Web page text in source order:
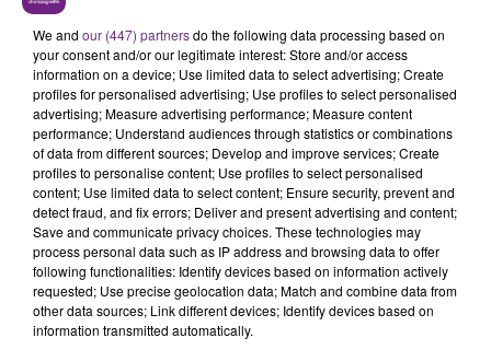
TAYLOR SWIFT
I Knew It, I Knew You
BRICE CONRAD
Oh La
9h04
9h04 8h57
8h57
We and our (447) partnersdo the following data processing based on
your consent and/or our legitimate interest: Store and/or access
information on a device; Use limited data to select advertising; Create
profiles for personalised advertising; Use profiles to select personalised
advertising; Measure advertising performance; Measure content
performance; Understand audiences through statistics or combinations
of data from different sources; Develop and improve services; Create
profiles to personalise content; Use profiles to select personalised
content; Use limited data to select content; Ensure security, prevent and
detect fraud, and fix errors; Deliver and present advertising and content;
Save and communicate privacy choices. These technologies may
process personal data such as IP address and browsing data to offer
following functionalities: Identify devices based on information actively
requested; Use precise geolocation data; Match and combine data from
other data sources; Link different devices; Identify devices based on
information transmitted automatically.